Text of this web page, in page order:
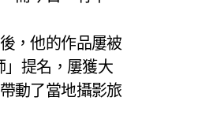
，他的作品屢被
」提名，屢獲大
動了當地攝影旅